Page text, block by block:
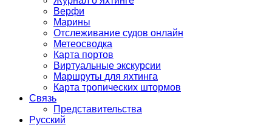
Верфи
Марины
Отслеживание судов онлайн
Метеосводка
Карта портов
Виртуальные экскурсии
Маршруты для яхтинга
Карта тропических штормов
Связь
Представительства
Русский